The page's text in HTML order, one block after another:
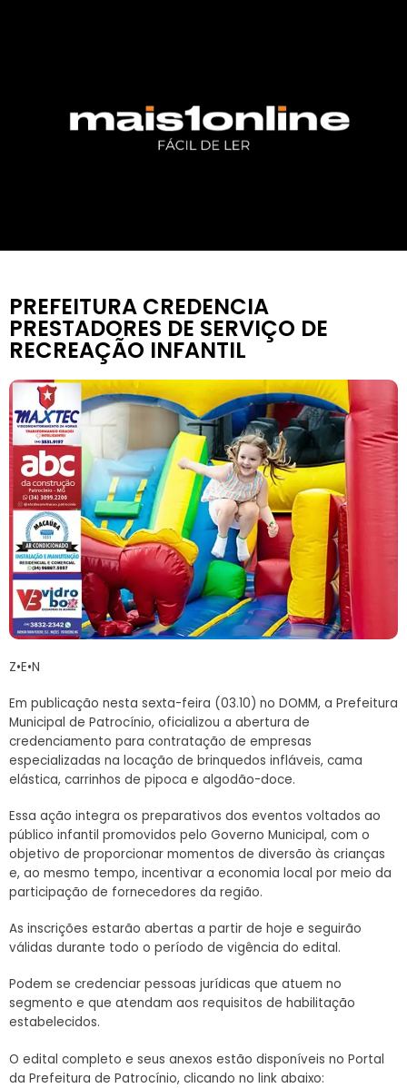
PREFEITURA CREDENCIA
PRESTADORES DE SERVIÇO DE
RECREAÇÃO INFANTIL
Z•E•N
Em publicação nesta sexta-feira (03.10) no DOMM, a Prefeitura
Municipal de Patrocínio, oficializou a abertura de
credenciamento para contratação de empresas
especializadas na locação de brinquedos infláveis, cama
elástica, carrinhos de pipoca e algodão-doce.
Essa ação integra os preparativos dos eventos voltados ao
público infantil promovidos pelo Governo Municipal, com o
objetivo de proporcionar momentos de diversão às crianças
e, ao mesmo tempo, incentivar a economia local por meio da
participação de fornecedores da região.
As inscrições estarão abertas a partir de hoje e seguirão
válidas durante todo o período de vigência do edital.
Podem se credenciar pessoas jurídicas que atuem no
segmento e que atendam aos requisitos de habilitação
estabelecidos.
O edital completo e seus anexos estão disponíveis no Portal
da Prefeitura de Patrocínio, clicando no link abaixo: